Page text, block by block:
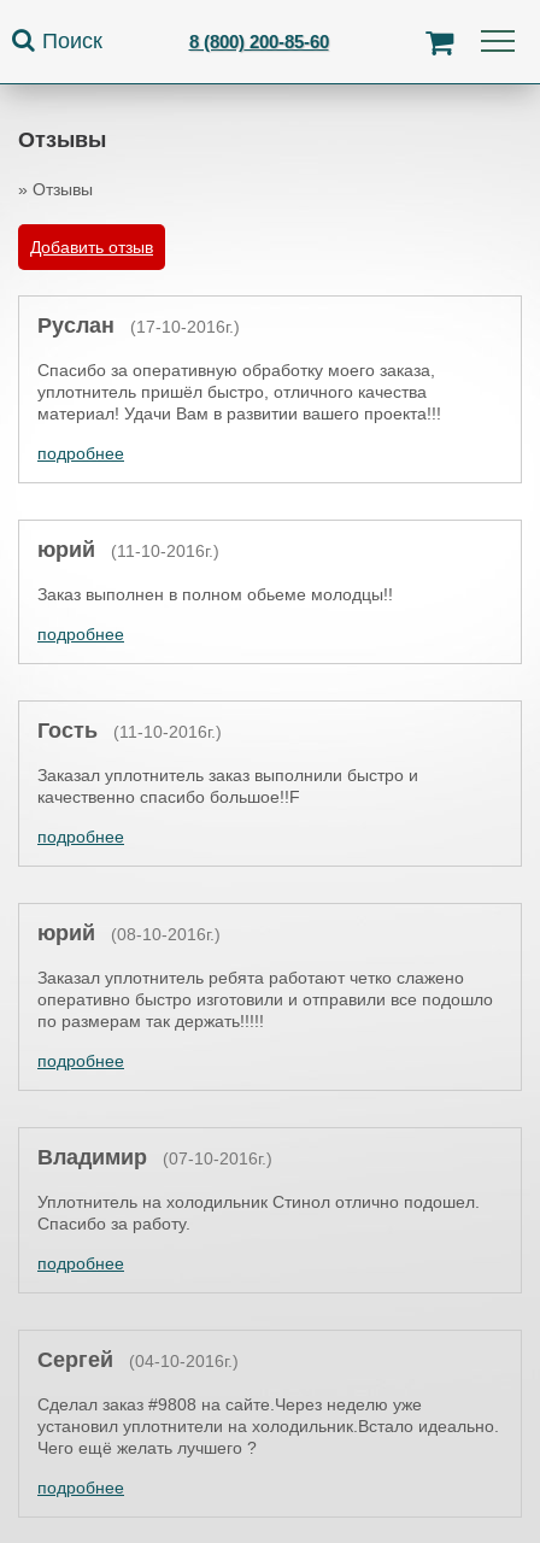
Поиск 8 (800) 200-85-60
Отзывы
Вы здесь
» Отзывы
Добавить отзыв
Руслан (17-10-2016г.)
Спасибо за оперативную обработку моего заказа,
уплотнитель пришёл быстро, отличного качества
материал! Удачи Вам в развитии вашего проекта!!!
подробнее
юрий (11-10-2016г.)
Заказ выполнен в полном обьеме молодцы!!
подробнее
Гость (11-10-2016г.)
Заказал уплотнитель заказ выполнили быстро и
качественно спасибо большое!!F
подробнее
юрий (08-10-2016г.)
Заказал уплотнитель ребята работают четко слажено
оперативно быстро изготовили и отправили все подошло
по размерам так держать!!!!!
подробнее
Владимир (07-10-2016г.)
Уплотнитель на холодильник Стинол отлично подошел.
Спасибо за работу.
подробнее
Сергей (04-10-2016г.)
Сделал заказ #9808 на сайте.Через неделю уже
установил уплотнители на холодильник.Встало идеально.
Чего ещё желать лучшего ?
подробнее